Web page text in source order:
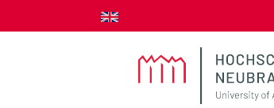
zum Inhalt springen